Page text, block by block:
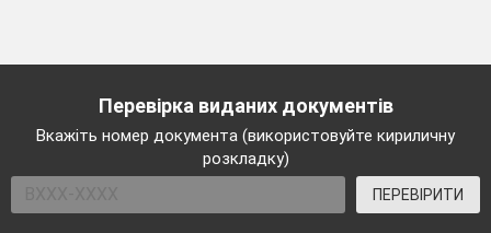
Перевірка виданих документів
Вкажіть номер документа (використовуйте кириличну
розкладку)
ПЕРЕВІРИТИ